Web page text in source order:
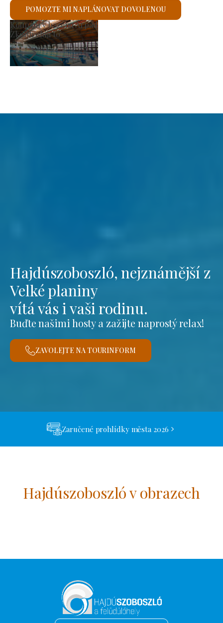
POMOZTE MI NAPLÁNOVAT DOVOLENOU
trh
to
Hajdúszoboszló, nejznámější z
Velké planiny
vítá vás i vaši rodinu.
Buďte našimi hosty a zažijte naprostý relax!
ZAVOLEJTE NA TOURINFORM
Zaručené prohlídky města 2026
Hajdúszoboszló v obrazech